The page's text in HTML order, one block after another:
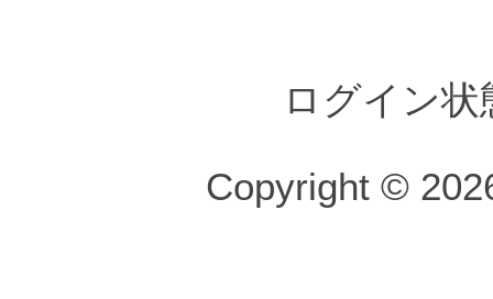
ログイン
Copyright ©